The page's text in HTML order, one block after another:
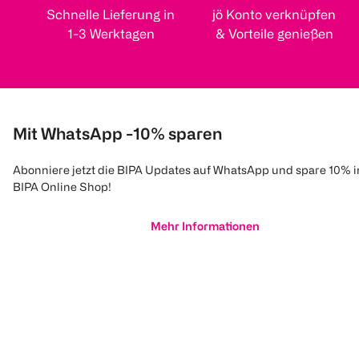
Schnelle Lieferung in
1-3 Werktagen
jö Konto verknüpfen
& Vorteile genießen
Mit WhatsApp -10% sparen
Abonniere jetzt die BIPA Updates auf WhatsApp und spare 10%
BIPA Online Shop!
Mehr Informationen